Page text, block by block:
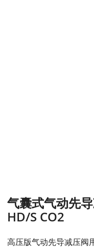
气囊式气动先
HD/S CO2
高压版气动先导减压阀